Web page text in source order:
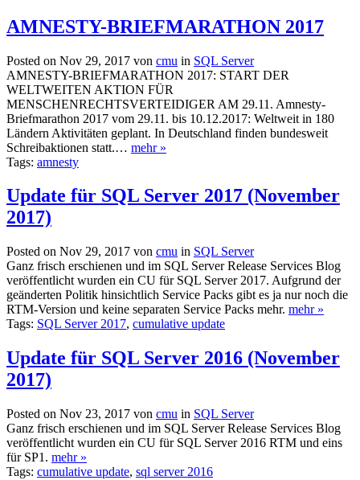
AMNESTY-BRIEFMARATHON 2017
Posted on Nov 29, 2017 von cmu in SQL Server
AMNESTY-BRIEFMARATHON 2017: START DER
WELTWEITEN AKTION FÜR
MENSCHENRECHTSVERTEIDIGER AM 29.11. Amnesty-
Briefmarathon 2017 vom 29.11. bis 10.12.2017: Weltweit in 180
Ländern Aktivitäten geplant. In Deutschland finden bundesweit
Schreibaktionen statt.… mehr »
Tags: amnesty
Update für SQL Server 2017 (November
2017)
Posted on Nov 29, 2017 von cmu in SQL Server
Ganz frisch erschienen und im SQL Server Release Services Blog
veröffentlicht wurden ein CU für SQL Server 2017. Aufgrund der
geänderten Politik hinsichtlich Service Packs gibt es ja nur noch die
RTM-Version und keine separaten Service Packs mehr. mehr »
Tags: SQL Server 2017, cumulative update
Update für SQL Server 2016 (November
2017)
Posted on Nov 23, 2017 von cmu in SQL Server
Ganz frisch erschienen und im SQL Server Release Services Blog
veröffentlicht wurden ein CU für SQL Server 2016 RTM und eins
für SP1. mehr »
Tags: cumulative update, sql server 2016